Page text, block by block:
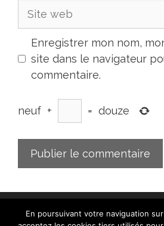
Site
Enregistrer mon nom,
site dans le navigateur
commentaire.
neuf + = douze
En poursuivant votre naviguation